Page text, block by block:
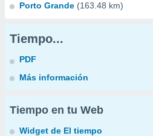
Porto Grande (163.48 km)
Tiempo...
PDF
Más información
Tiempo en tu Web
Widget de El tiempo